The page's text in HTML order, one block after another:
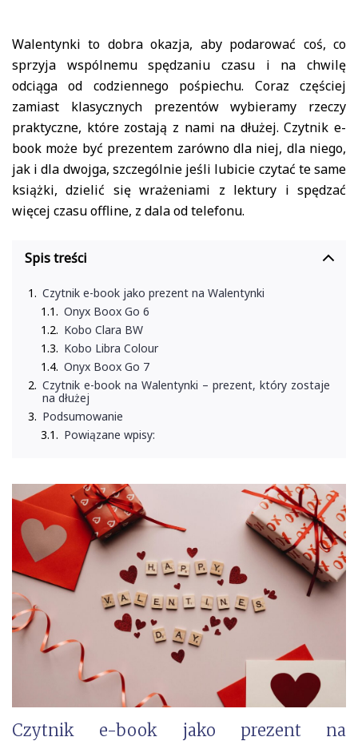
Walentynki to dobra okazja, aby podarować coś, co
sprzyja wspólnemu spędzaniu czasu i na chwilę
odciąga od codziennego pośpiechu. Coraz częściej
zamiast klasycznych prezentów wybieramy rzeczy
praktyczne, które zostają z nami na dłużej. Czytnik e-
book może być prezentem zarówno dla niej, dla niego,
jak i dla dwojga, szczególnie jeśli lubicie czytać te same
książki, dzielić się wrażeniami z lektury i spędzać
więcej czasu offline, z dala od telefonu.
Spis treści
Czytnik e-book jako prezent na Walentynki
Onyx Boox Go 6
Kobo Clara BW
Kobo Libra Colour
Onyx Boox Go 7
Czytnik e-book na Walentynki – prezent, który zostaje
na dłużej
Podsumowanie
Powiązane wpisy:
Czytnik e-book jako prezent na